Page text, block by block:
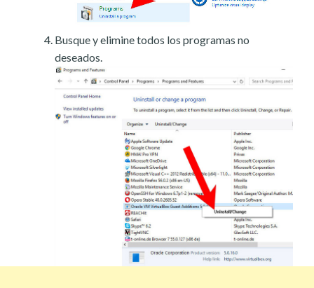
Busque y elimine todos los programas no
deseados.